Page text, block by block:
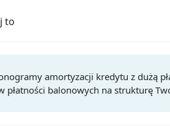
to
amortyzacji kredytu z dużą
płatności balonowych na strukturę